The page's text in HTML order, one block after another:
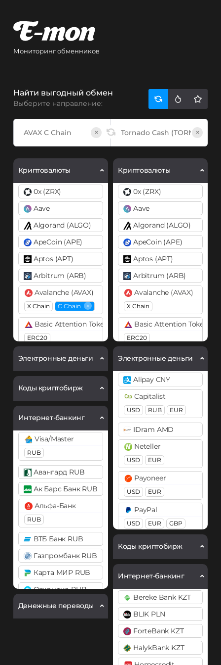
Мониторинг обменников
Найти выгодный обмен
Выберите направление:
× ×
Криптовалюты
0x (ZRX)
Aave
Algorand (ALGO)
ApeCoin (APE)
Aptos (APT)
Arbitrum (ARB)
Avalanche (AVAX)
X Chain C Chain ×
Basic Attention Token (BAT)
ERC20
Binance Coin (BNB)
BEP20
Bitcoin (BTC)
BTC
Bitcoin Cash (BCH)
Cardano (ADA)
Chainlink (LINK)
BEP20 ERC20
Compound (COMP)
Cosmos (ATOM)
DASH
Decentraland (MANA)
Dogecoin (DOGE)
DOGE
Polkadot (DOT)
Ethereum (ETH)
Электронные деньги
Коды криптобирж
Интернет-банкинг
Visa/Master
RUB
Авангард RUB
Ак Барс Банк RUB
Альфа-Банк
RUB
ВТБ Банк RUB
Газпромбанк RUB
Карта МИР RUB
Открытие RUB
Почта Банк RUB
Денежные переводы
Криптовалюты
0x (ZRX)
Aave
Algorand (ALGO)
ApeCoin (APE)
Aptos (APT)
Arbitrum (ARB)
Avalanche (AVAX)
X Chain
Basic Attention Token
ERC20
Binance Coin (BNB)
BEP20
Bitcoin (BTC)
BTC BEP20
ARB
AVAXC
Bitcoin Cash (BCH)
Bitcoin SV (BSV)
Cardano (ADA)
Chainlink (LINK)
BEP20 ERC20
Compound (COMP)
Cosmos (ATOM)
DASH
Decentraland (MANA)
DOGE
Polkadot (DOT)
DOT
Ethereum (ETH)
BEP20 ERC20
OP
Электронные деньги
Alipay CNY
Capitalist
USD RUB EUR
IDram AMD
Neteller
USD EUR
Payoneer
USD EUR
PayPal
USD EUR
GBP
AUD
PYUSD
PaySera
Revolut
EUR USD
Skrill
USD EUR
Коды криптобирж
Интернет-банкинг
Bereke Bank KZT
BLIK PLN
ForteBank KZT
HalykBank KZT